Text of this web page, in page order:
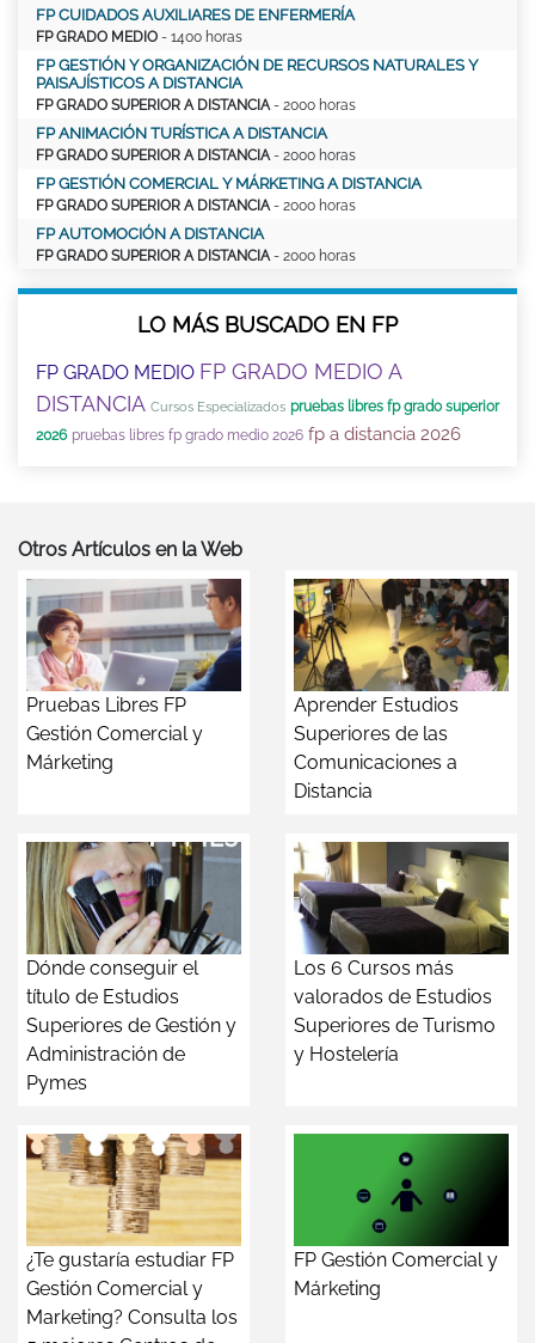
FP CUIDADOS AUXILIARES DE ENFERMERÍA
FP GRADO MEDIO - 1400 horas
FP GESTIÓN Y ORGANIZACIÓN DE RECURSOS NATURALES Y
PAISAJÍSTICOS A DISTANCIA
FP GRADO SUPERIOR A DISTANCIA- 2000 horas
FP ANIMACIÓN TURÍSTICA A DISTANCIA
FP GRADO SUPERIOR A DISTANCIA- 2000 horas
FP GESTIÓN COMERCIAL Y MÁRKETING A DISTANCIA
FP GRADO SUPERIOR A DISTANCIA- 2000 horas
FP AUTOMOCIÓN A DISTANCIA
FP GRADO SUPERIOR A DISTANCIA- 2000 horas
LO MÁS BUSCADO EN FP
FP GRADO MEDIO FP GRADO MEDIO A
DISTANCIA Cursos Especializados pruebas libres fp grado superior
2026 pruebas libres fp grado medio 2026 fp a distancia 2026
Otros Artículos en la Web
Pruebas Libres FP
Gestión Comercial y
Márketing
Aprender Estudios
Superiores de las
Comunicaciones a
Distancia
Dónde conseguir el
título de Estudios
Superiores de Gestión y
Administración de
Pymes
Los 6 Cursos más
valorados de Estudios
Superiores de Turismo
y Hostelería
¿Te gustaría estudiar FP
Gestión Comercial y
Marketing? Consulta los
FP Gestión Comercial y
Márketing